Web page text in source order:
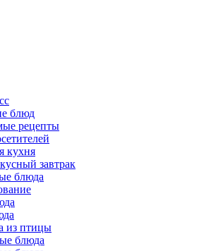
блюд
рецепты
кухня
завтрак
блюда
из птицы
блюда